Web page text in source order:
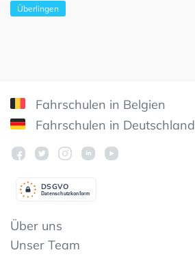
Überlingen
Fahrschulen in Belgien
Fahrschulen in Deutschland
Datenschutzkonform
DSGVO
Über uns
Unser Team